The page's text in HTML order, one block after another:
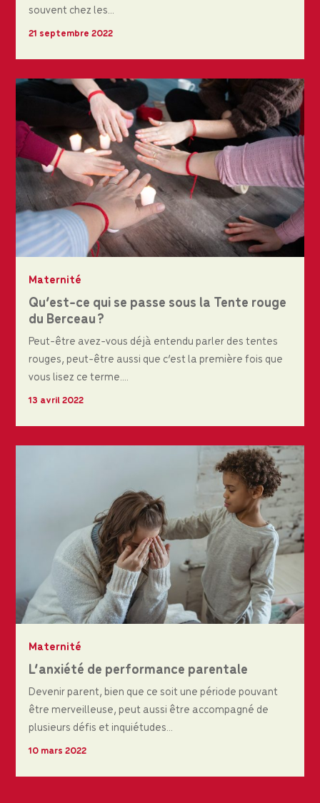
souvent chez les...
21 septembre 2022
Maternité
Qu’est-ce qui se passe sous la Tente rouge
du Berceau ?
Peut-être avez-vous déjà entendu parler des tentes
rouges, peut-être aussi que c’est la première fois que
vous lisez ce terme....
13 avril 2022
Maternité
L’anxiété de performance parentale
Devenir parent, bien que ce soit une période pouvant
être merveilleuse, peut aussi être accompagné de
plusieurs défis et inquiétudes...
10 mars 2022